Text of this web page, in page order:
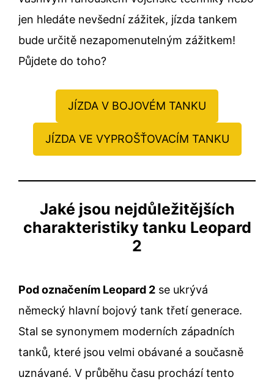
jen hledáte nevšední zážitek, jízda tankem
bude určitě nezapomenutelným zážitkem!
Půjdete do toho?
JÍZDA V BOJOVÉM TANKU
JÍZDA VE VYPROŠŤOVACÍM TANKU
Jaké jsou nejdůležitějších
charakteristiky tanku Leopard
2
Pod označením Leopard 2 se ukrývá
německý hlavní bojový tank třetí generace.
Stal se synonymem moderních západních
tanků, které jsou velmi obávané a současně
uznávané. V průběhu času prochází tento